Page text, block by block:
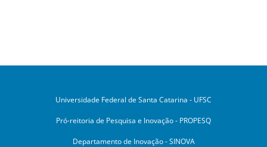
Universidade Federal de Santa Catarina - UFSC
Pró-reitoria de Pesquisa e Inovação - PROPESQ
Departamento de Inovação - SINOVA